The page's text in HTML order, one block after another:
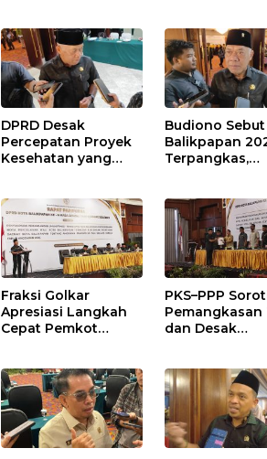
DPRD Desak
Percepatan Proyek
Kesehatan yang
Budiono Sebut
Balikpapan
Terpangkas,
Naik
Fraksi Golkar
Apresiasi Langkah
Cepat Pemkot
PKS–PPP
Pemangkasan
dan Desak
APBD
2026